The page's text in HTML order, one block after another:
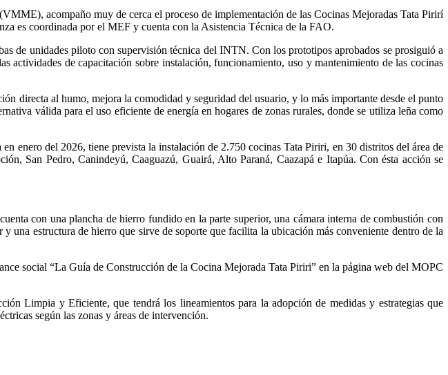
acompaño muy de cerca el proceso de implementación de las Cocinas Mejoradas Tata Pirirí
es coordinada por el MEF y cuenta con la Asistencia Técnica de la FAO.
de unidades piloto con supervisión técnica del INTN. Con los prototipos aprobados se prosiguió a
de capacitación sobre instalación, funcionamiento, uso y mantenimiento de las cocinas
directa al humo, mejora la comodidad y seguridad del usuario, y lo más importante desde el punto
válida para el uso eficiente de energía en hogares de zonas rurales, donde se utiliza leña como
enero del 2026, tiene prevista la instalación de 2.750 cocinas Tata Piriri, en 30 distritos del área de
San Pedro, Canindeyú, Caaguazú, Guairá, Alto Paraná, Caazapá e Itapúa. Con ésta acción se
con una plancha de hierro fundido en la parte superior, una cámara interna de combustión con
estructura de hierro que sirve de soporte que facilita la ubicación más conveniente dentro de la
social “La Guía de Construcción de la Cocina Mejorada Tata Piriri” en la página web del MOPC
Limpia y Eficiente, que tendrá los lineamientos para la adopción de medidas y estrategias que
según las zonas y áreas de intervención.